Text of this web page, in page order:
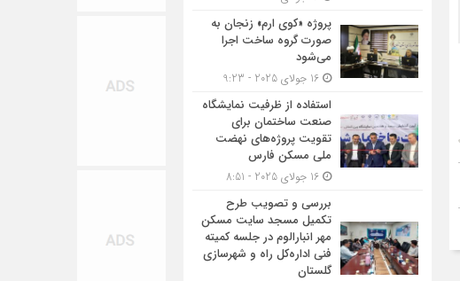
پروژه «کوی ارم» زنجان به
صورت گروه ساخت اجرا
می‌شود
استفاده از ظرفیت نمایشگاه
صنعت ساختمان برای
تقویت پروژه‌های نهضت
ملی مسکن فارس
بررسی و تصویب طرح
تکمیل مسجد سایت مسکن
مهر انبارالوم در جلسه کمیته
فنی اداره‌کل راه و شهرسازی
گلستان